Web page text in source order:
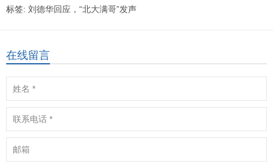
标签: 刘德华回应，“北大满哥”发声
在线留言